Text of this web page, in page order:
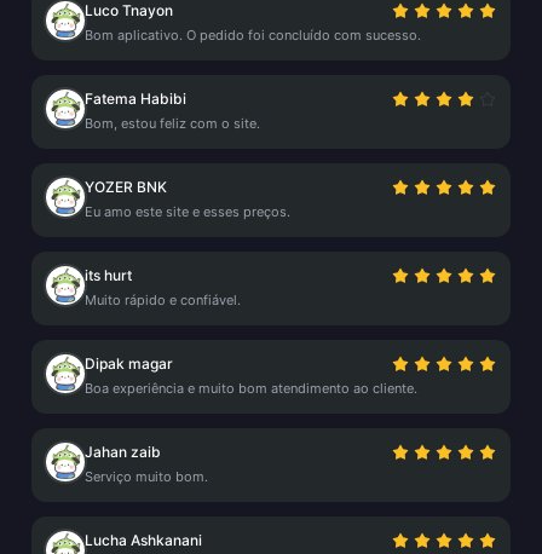
Luco Tnayon
Bom aplicativo. O pedido foi concluído com sucesso.
Fatema Habibi
Bom, estou feliz com o site.
YOZER BNK
Eu amo este site e esses preços.
its hurt
Muito rápido e confiável.
Dipak magar
Boa experiência e muito bom atendimento ao cliente.
Jahan zaib
Serviço muito bom.
Lucha Ashkanani